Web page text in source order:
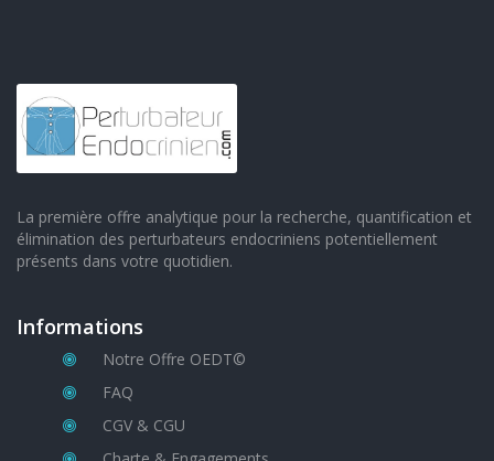
La première offre analytique pour la recherche, quantification et
élimination des perturbateurs endocriniens potentiellement
présents dans votre quotidien.
Informations
Notre Offre OEDT©
FAQ
CGV & CGU